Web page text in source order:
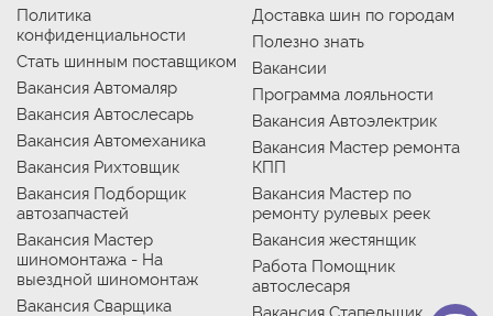
Политика
конфиденциальности
Стать шинным поставщиком
Вакансия Автомаляр
Вакансия Автослесарь
Вакансия Автомеханика
Вакансия Рихтовщик
Вакансия Подборщик
автозапчастей
Вакансия Мастер
шиномонтажа - На
выездной шиномонтаж
Вакансия Сварщика
Доставка шин по городам
Полезно знать
Вакансии
Программа лояльности
Вакансия Автоэлектрик
Вакансия Мастер ремонта
КПП
Вакансия Мастер по
ремонту рулевых реек
Вакансия жестянщик
Работа Помощник
автослесаря